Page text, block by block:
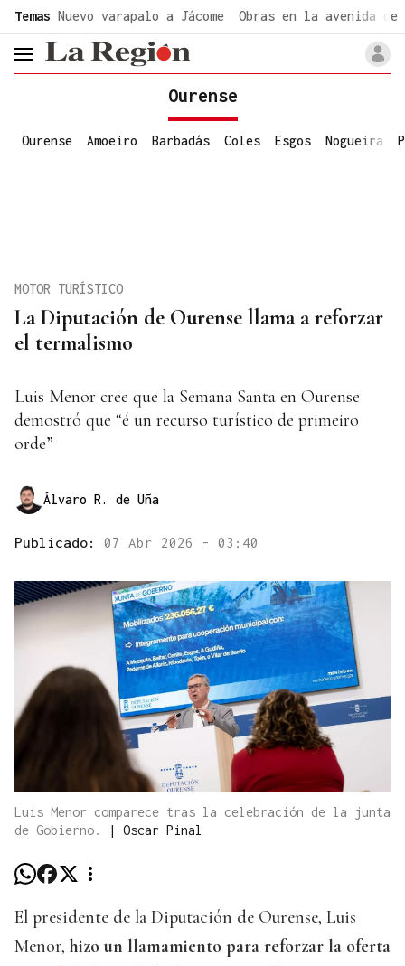
Temas Nuevo varapalo a Jácome Obras en la avenida de
header.menu.open
Ourense
Ourense Amoeiro Barbadás Coles Esgos Nogueira
La Diputación de Ourense llama a reforzar
el termalismo
MOTOR TURÍSTICO
Luis Menor cree que la Semana Santa en Ourense
demostró que “é un recurso turístico de primeiro
orde”
Álvaro R. de Uña
Publicado: 07 Abr 2026 - 03:40
Luis Menor comparece tras la celebración de la junta
de Gobierno.
| Oscar Pinal
El presidente de la Diputación de Ourense, Luis
Menor, hizo un llamamiento para reforzar la oferta